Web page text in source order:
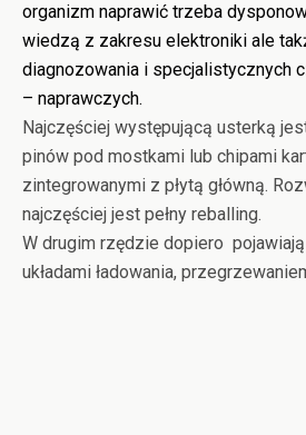
organizm naprawić trzeba
wiedzą z zakresu elektroniki ale
diagnozowania i specjalistycznych
– naprawczych.
Najczęściej występującą usterką
pinów pod mostkami lub chipami
zintegrowanymi z płytą główną.
najczęściej jest pełny reballing.
W drugim rzędzie dopiero
układami ładowania,